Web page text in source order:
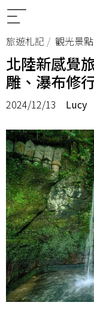
旅遊札記 觀光景
北陸新感覺
雕、瀑布修
2024/12/13 Lucy